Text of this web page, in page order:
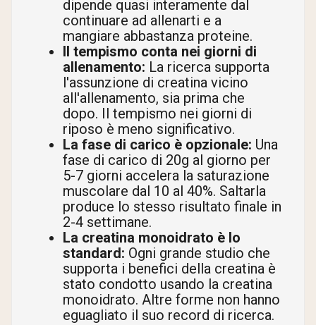
dipende quasi interamente dal
continuare ad allenarti e a
mangiare abbastanza proteine.
Il tempismo conta nei giorni di
allenamento: La ricerca supporta
l'assunzione di creatina vicino
all'allenamento, sia prima che
dopo. Il tempismo nei giorni di
riposo è meno significativo.
La fase di carico è opzionale: Una
fase di carico di 20g al giorno per
5-7 giorni accelera la saturazione
muscolare dal 10 al 40%. Saltarla
produce lo stesso risultato finale in
2-4 settimane.
La creatina monoidrato è lo
standard: Ogni grande studio che
supporta i benefici della creatina è
stato condotto usando la creatina
monoidrato. Altre forme non hanno
eguagliato il suo record di ricerca.